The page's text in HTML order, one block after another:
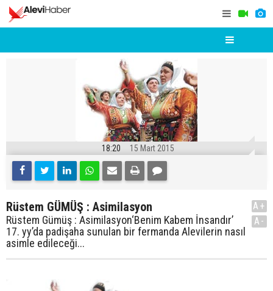
18:20 15 Mart 2015
Rüstem GÜMÜŞ : Asimilasyon
Rüstem Gümüş : Asimilasyon‘Benim Kabem İnsandır’
17. yy’da padişaha sunulan bir fermanda Alevilerin nasıl
asimle edileceği...
A+
A-